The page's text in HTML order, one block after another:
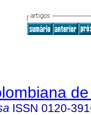
ISSN 0120-